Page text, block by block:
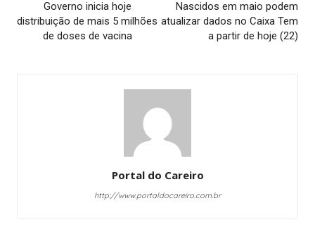
Governo inicia hoje
distribuição de mais 5 milhões
de doses de vacina
Nascidos em maio podem
atualizar dados no Caixa Tem
a partir de hoje (22)
Portal do Careiro
http://www.portaldocareiro.com.br